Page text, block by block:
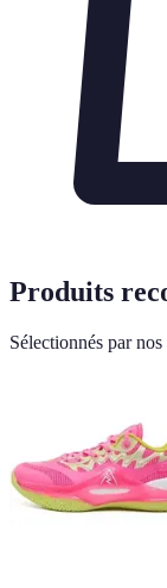
Produits
Sélectionnés par nos